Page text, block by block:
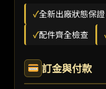
✓全新出廠狀態保證
✓配件齊全檢查
訂金與付款